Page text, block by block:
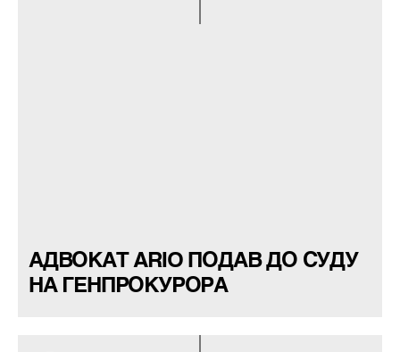
АДВОКАТ ARIO ПОДАВ ДО СУДУ
НА ГЕНПРОКУРОРА